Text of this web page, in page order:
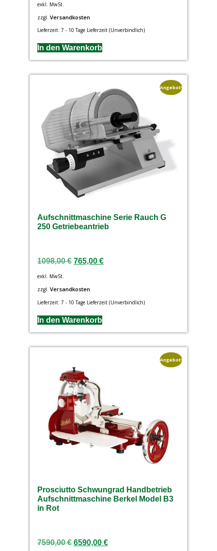
exkl. MwSt.
zzgl. Versandkosten
Lieferzeit: 7 - 10 Tage Lieferzeit (Unverbindlich)
In den Warenkorb
Angebot!
Aufschnittmaschine Serie Rauch G
250 Getriebeantrieb
1098,00€ 765,00 €
exkl. MwSt.
zzgl. Versandkosten
Lieferzeit: 7 - 10 Tage Lieferzeit (Unverbindlich)
In den Warenkorb
Angebot!
Prosciutto Schwungrad Handbetrieb
Aufschnittmaschine Berkel Model B3
in Rot
7590,00€ 6590,00 €